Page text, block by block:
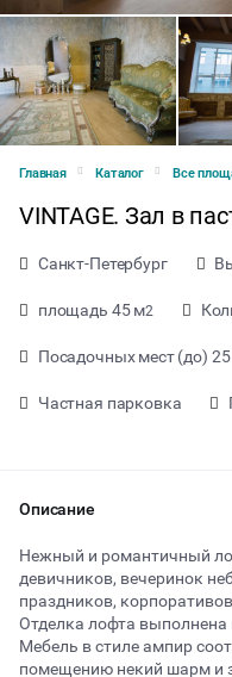
Главная Каталог Все
VINTAGE. Зал в
Санкт-Петербург
площадь 45 м2
Посадочных мест (до) 25
Частная парковка
Описание
Нежный и романтичный
девичников, вечеринок
праздников,
Отделка лофта выполнена
Мебель в стиле ампир
помещению некий шарм и
от 900 ₽ за час
Тип мероприятия